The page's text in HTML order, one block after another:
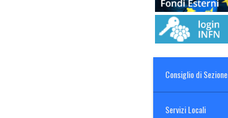
Consiglio di Sezione
Servizi Locali